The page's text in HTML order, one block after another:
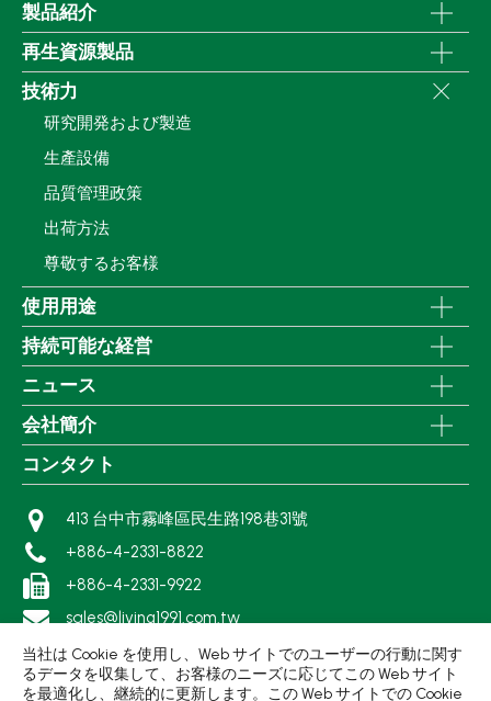
製品紹介
再生資源製品
技術力
研究開発および製造
生產設備
品質管理政策
出荷方法
尊敬するお客様
使用用途
持続可能な経営
ニュース
会社簡介
コンタクト
413 台中市霧峰區民生路198巷31號
+886-4-2331-8822
+886-4-2331-9922
sales@living1991.com.tw
当社は Cookie を使用し、Web サイトでのユーザーの行動に関す
るデータを収集して、お客様のニーズに応じてこの Web サイト
を最適化し、継続的に更新します。この Web サイトでの Cookie